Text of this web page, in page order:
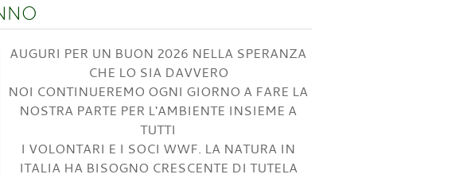
AUGURI PER UN BUON 2026 NELLA SPERANZA
CHE LO SIA DAVVERO
NOI CONTINUEREMO OGNI GIORNO A FARE LA
NOSTRA PARTE PER L'AMBIENTE INSIEME A
TUTTI
I VOLONTARI E I SOCI WWF. LA NATURA IN
ITALIA HA BISOGNO CRESCENTE DI TUTELA